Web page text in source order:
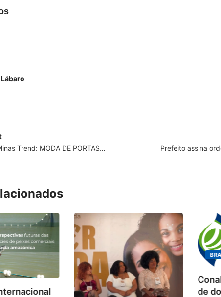
Lábaro
Trend: MODA DE PORTAS…
Prefeito assina
de